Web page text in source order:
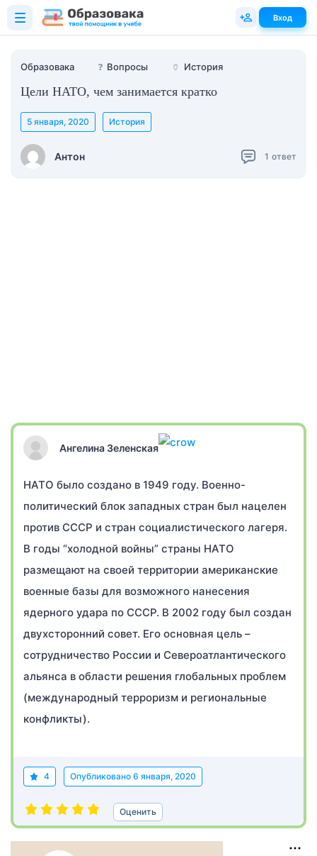
Образовака ❓ Вопросы 🏺 История
Цели НАТО, чем занимается кратко
Антон
5 января, 2020 История
1 ответ
Ангелина Зеленская
НАТО было создано в 1949 году. Военно-
политический блок западных стран был нацелен
против СССР и стран социалистического лагеря.
В годы “холодной войны” страны НАТО
размещают на своей территории американские
военные базы для возможного нанесения
ядерного удара по СССР. В 2002 году был создан
двухсторонний совет. Его основная цель –
сотрудничество России и Североатлантического
альянса в области решения глобальных проблем
(международный терроризм и региональные
конфликты).
4 Опубликовано 6 января, 2020
Оценить
Вход